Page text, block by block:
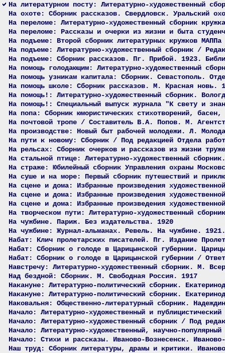
На литературном посту: Литературно-художественный
На охоте: Сборник рассказов. Свердловск. Уральский
На переломе: Литературно-художественный сборник
На переломе: Рассказы и очерки из жизни и быта
На подъеме: Второй сборник литературных кружков
На подъеме: Литературно-художественный сборник /
На подъеме: Сборник рассказов. Пг. Прибой. 1923.
На помощь голодающим: Литературно-художественный
На помощь узникам капитала: Сборник. Севастополь.
На помощь школе: Сборник рассказов. М. Красная новь.
На помощь!: Литературно-художественный сборник.
На помощь!: Специальный выпуск журнала "К свету и
На попа: Сборник юмористических стихотворений,
На почтовой тропе / Составитель В.А. Попов. М.
На производстве: Новый быт рабочей молодежи. Л.
На пути к новому: Сборник / Под редакцией Отдела
На рельсах: Сборник очерков и рассказов из жизни
На стальной птице: Литературно-художественный
На страже: Юбилейный сборник Управления охраны
На суше и на море: Первый сборник путешествий и
На сцене и дома: Избранные произведения
На сцене и дома: Избранные произведения
На сцене и дома: Избранные произведения
На творческом пути: Литературно-художественный
На чужбине. Париж. Без издательства. 1920
На чужбине: Журнал-альманах. Ревель. На чужбине.
Набат: Клич пролетарских писателей. Пг. Издание
Набат: Сборник о голоде в Царицынской губернии.
Набат: Сборник о голоде в Царицынской губернии /
Навстречу: Литературно-художественный сборник. М.
Над бездной: Сборник. М. Свободная Россия. 1917
Накануне: Литературно-политический сборник.
Накануне: Литературно-политический сборник.
Наковальня: Общественно-литературный сборник.
Начало: Литературно-художественный и
Начало: Литературно-художественный сборник / Под
Начало: Литературно-художественный, научно-
Начало: Стихи и рассказы. Иваново-Вознесенск.
Наш труд: Сборник литературы, драмы и критики.